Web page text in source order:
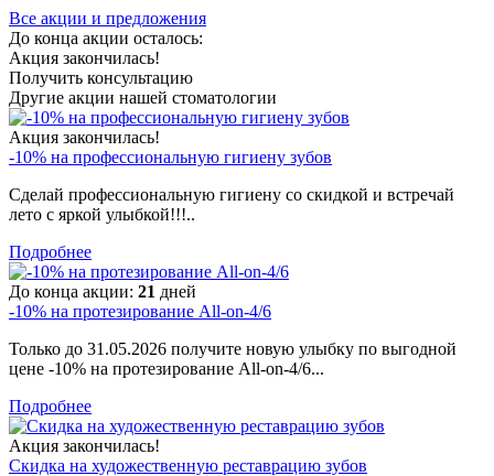
Все акции и предложения
До конца акции осталось:
Акция закончилась!
Получить консультацию
Другие акции нашей стоматологии
Акция закончилась!
-10% на профессиональную гигиену зубов
Сделай профессиональную гигиену со скидкой и встречай
лето с яркой улыбкой!!!..
Подробнее
До конца акции: 21 дней
-10% на протезирование All-on-4/6
Только до 31.05.2026 получите новую улыбку по выгодной
цене -10% на протезирование All-on-4/6...
Подробнее
Акция закончилась!
Скидка на художественную реставрацию зубов